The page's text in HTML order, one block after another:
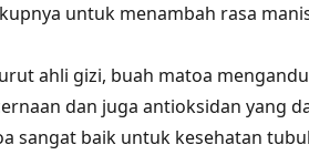
untuk menambah rasa
ahli gizi, buah matoa
dan juga antioksidan yang
sangat baik untuk kesehatan